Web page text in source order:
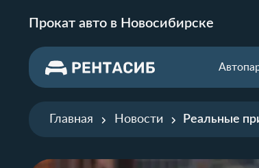
Прокат авто в Новосибирске
Главная Новости Реальные